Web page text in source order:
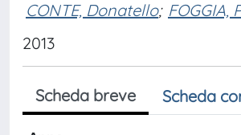
CONTE, Donatello; FOGGIA,
2013
Scheda breve Scheda